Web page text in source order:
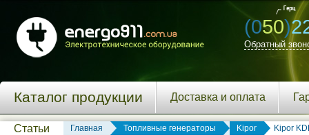
(050)
Обратный
Каталог продукции Доставка и оплата
Статьи Главная Топливные генераторы Kipor Kipor